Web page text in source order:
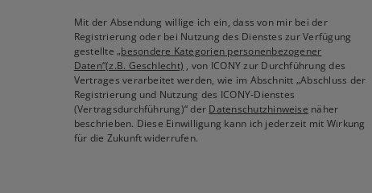
Mit der Absendung willige ich ein, dass von mir bei der
Registrierung oder bei Nutzung des Dienstes zur Verfügung
gestellte„besondere Kategorien personenbezogener
Daten“(z.B. Geschlecht) , von ICONY zur Durchführung des
Vertrages verarbeitet werden, wie im Abschnitt „Abschluss der
Registrierung und Nutzung des ICONY-Dienstes
(Vertragsdurchführung)“ der Datenschutzhinweise näher
beschrieben. Diese Einwilligung kann ich jederzeit mit Wirkung
für die Zukunft widerrufen.